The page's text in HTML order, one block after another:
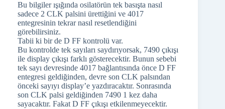
Bu bilgiler ışığında osilatörün tek basışta nasıl
sadece 2 CLK palsini ürettiğini ve 4017
entegresinin tekrar nasıl resetlendiğini
görebilirsiniz.
Tabii ki bir de D FF kontrolü var.
Bu kontrolde tek sayıları saydırıyorsak, 7490 çıkışı
ile display çıkışı farklı gösterecektir. Bunun sebebi
tek sayı devresinde 4017 bağlantısında önce D FF
entegresi geldiğinden, devre son CLK palsından
önceki sayıyı display’e yazdıracaktır. Sonrasında
son CLK palsi geldiğinden 7490 1 kez daha
sayacaktır. Fakat D FF çıkışı etkilenmeyecektir.